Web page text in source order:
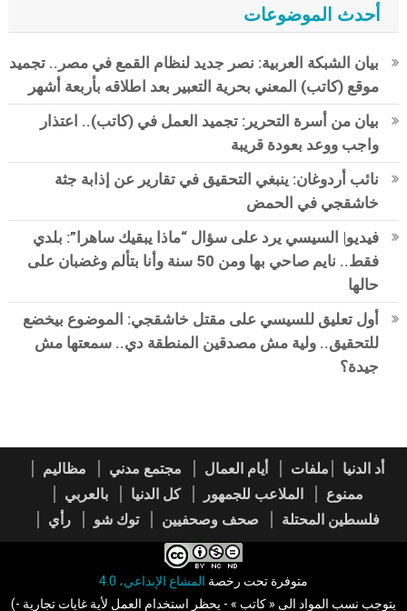
أحدث الموضوعات
بيان الشبكة العربية: نصر جديد لنظام القمع في مصر.. تجميد
موقع (كاتب) المعني بحرية التعبير بعد اطلاقه بأربعة أشهر
بيان من أسرة التحرير: تجميد العمل في (كاتب).. اعتذار
واجب ووعد بعودة قريبة
نائب أردوغان: ينبغي التحقيق في تقارير عن إذابة جثة
خاشقجي في الحمض
فيديو| السيسي يرد على سؤال “ماذا يبقيك ساهرا”: بلدي
فقط.. نايم صاحي بها ومن 50 سنة وأنا بتألم وغضبان على
حالها
أول تعليق للسيسي على مقتل خاشقجي: الموضوع بيخضع
للتحقيق.. ولية مش مصدقين المنطقة دي.. سمعتها مش
جيدة؟
أد الدنيا ملفات أيام العمال مجتمع مدني
مظاليم
ممنوع
الملاعب للجمهور كل الدنيا
بالعربي
فلسطين المحتلة
صحف وصحفيين توك شو رأي
متوفرة تحت رخصة المشاع الإبداعي، 4.0
(يتوجب نسب المواد الى « كاتب » - يحظر استخدام العمل لأية غايات تجارية -